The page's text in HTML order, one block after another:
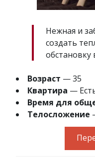
Нежная и
создать
обстановку
Возраст — 35
Квартира —
Время для
Телосложение